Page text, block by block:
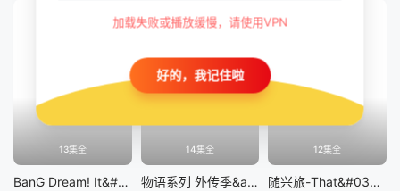
13集全
BanG Dream! It&#039;s MyGO!!!!!
14集全
物语系列 外传季&amp;怪物季
12集全
随兴旅-That&#039;s Journey-
加载失败或播放缓慢，请使用VPN
好的，我记住啦